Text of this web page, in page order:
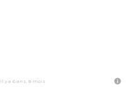
Il y a 6 ans, 8 mois